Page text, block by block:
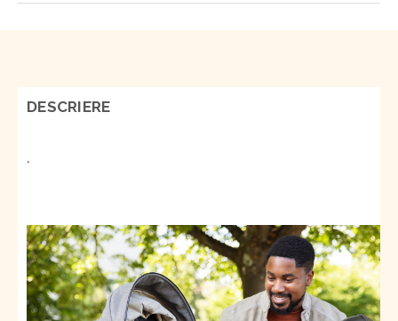
DESCRIERE
.